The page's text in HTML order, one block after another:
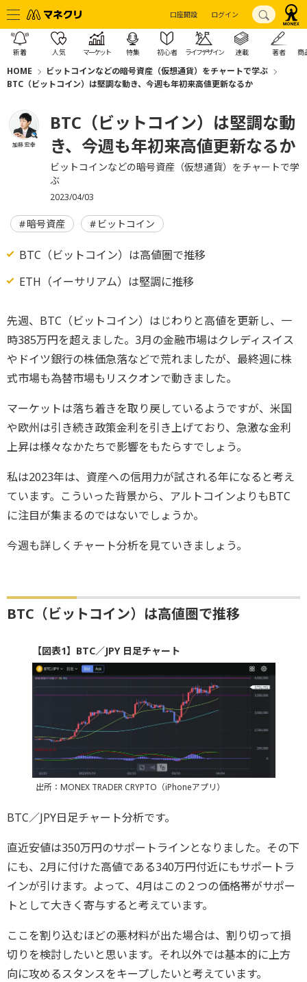
口座開設 ログイン
新着 人気 マーケット 特集 初心者 ライフデザイン 連載 著者 商
HOME
ビットコインなどの暗号資産（仮想通貨）をチャートで学ぶ
BTC（ビットコイン）は堅調な動き、今週も年初来高値更新なるか
加藤 宏幸
BTC（ビットコイン）は堅調な動
き、今週も年初来高値更新なるか
ビットコインなどの暗号資産（仮想通貨）をチャートで学
ぶ
2023/04/03
暗号資産 ビットコイン
BTC（ビットコイン）は高値圏で推移
ETH（イーサリアム）は堅調に推移
先週、BTC（ビットコイン）はじわりと高値を更新し、一
時385万円を超えました。3月の金融市場はクレディスイス
やドイツ銀行の株価急落などで荒れましたが、最終週に株
式市場も為替市場もリスクオンで動きました。
マーケットは落ち着きを取り戻しているようですが、米国
や欧州は引き続き政策金利を引き上げており、急激な金利
上昇は様々なかたちで影響をもたらすでしょう。
私は2023年は、資産への信用力が試される年になると考え
ています。こういった背景から、アルトコインよりもBTC
に注目が集まるのではないでしょうか。
今週も詳しくチャート分析を見ていきましょう。
BTC（ビットコイン）は高値圏で推移
【図表1】BTC／JPY 日足チャート
出所：MONEX TRADER CRYPTO（iPhoneアプリ）
BTC／JPY日足チャート分析です。
直近安値は350万円のサポートラインとなりました。その下
にも、2月に付けた高値である340万円付近にもサポートラ
インが引けます。よって、4月はこの２つの価格帯がサポー
トとして大きく寄与すると考えています。
ここを割り込むほどの悪材料が出た場合は、割り切って損
切りを検討したいと思います。それ以外では基本的に上方
向に攻めるスタンスをキープしたいと考えています。